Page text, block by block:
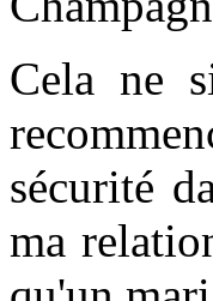
Cela ne
sécurité
ma